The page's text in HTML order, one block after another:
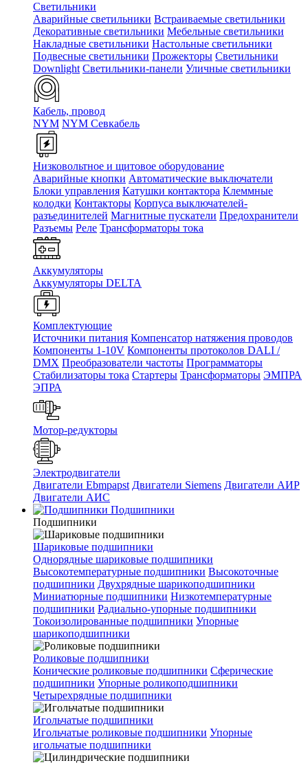
Светильники
Аварийные светильники Встраиваемые светильники
Декоративные светильники Мебельные светильники
Накладные светильники Настольные светильники
Подвесные светильники Прожекторы Светильники
Downlight Светильники-панели Уличные светильники
Кабель, провод
NYM NYM Севкабель
Низковольтное и щитовое оборудование
Аварийные кнопки Автоматические выключатели
Блоки управления Катушки контактора Клеммные
колодки Контакторы Корпуса выключателей-
разъединителей Магнитные пускатели Предохранители
Разъемы Реле Трансформаторы тока
Аккумуляторы
Аккумуляторы DELTA
Комплектующие
Источники питания Компенсатор натяжения проводов
Компоненты 1-10V Компоненты протоколов DALI /
DMX Преобразователи частоты Программаторы
Стабилизаторы тока Стартеры Трансформаторы ЭМПРА
ЭПРА
Мотор-редукторы
Электродвигатели
Двигатели Ebmpapst Двигатели Siemens Двигатели АИР
Двигатели АИС
Подшипники
Подшипники
Шариковые подшипники
Однорядные шариковые подшипники
Высокотемпературные подшипники Высокоточные
подшипники Двухрядные шарикоподшипники
Миниатюрные подшипники Низкотемпературные
подшипники Радиально-упорные подшипники
Токоизолированные подшипники Упорные
шарикоподшипники
Роликовые подшипники
Конические роликовые подшипники Сферические
подшипники Упорные роликоподшипники
Четырехрядные подшипники
Игольчатые подшипники
Игольчатые роликовые подшипники Упорные
игольчатые подшипники